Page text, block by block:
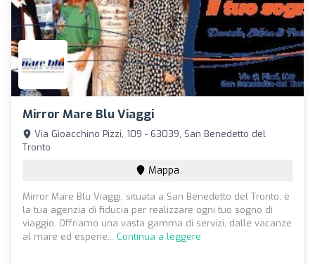
Mirror Mare Blu Viaggi
Via Gioacchino Pizzi, 109 - 63039, San Benedetto del
Tronto
Mappa
Mirror Mare Blu Viaggi, situata a San Benedetto del Tronto, è
la tua agenzia di fiducia per realizzare ogni tuo sogno di
viaggio. Offriamo una vasta gamma di servizi, dalle vacanze
al mare ed esperie... Continua a leggere